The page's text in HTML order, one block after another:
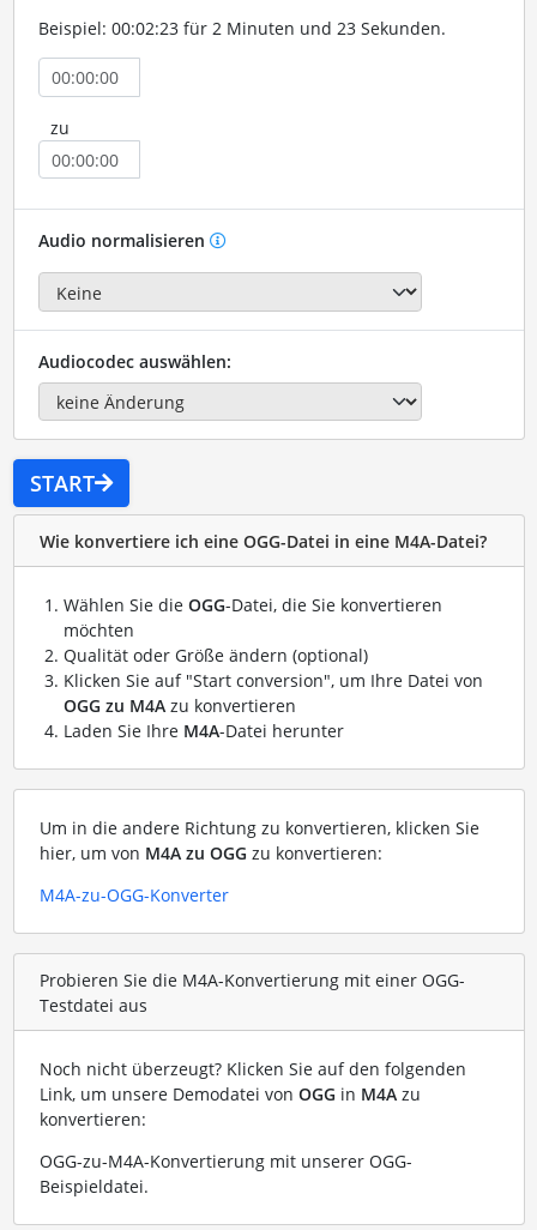
Beispiel: 00:02:23 für 2 Minuten und 23 Sekunden.
zu
Audio normalisieren
Audiocodec auswählen:
START
Wie konvertiere ich eine OGG-Datei in eine M4A-Datei?
Wählen Sie die OGG-Datei, die Sie konvertieren
möchten
Qualität oder Größe ändern (optional)
Klicken Sie auf "Start conversion", um Ihre Datei von
OGG zu M4Azu konvertieren
Laden Sie Ihre M4A-Datei herunter
Um in die andere Richtung zu konvertieren, klicken Sie
hier, um von M4A zu OGG zu konvertieren:
M4A-zu-OGG-Konverter
Probieren Sie die M4A-Konvertierung mit einer OGG-
Testdatei aus
Noch nicht überzeugt? Klicken Sie auf den folgenden
Link, um unsere Demodatei von OGG in M4Azu
konvertieren:
OGG-zu-M4A-Konvertierung mit unserer OGG-
Beispieldatei.